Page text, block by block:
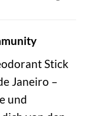
Stick
Janeiro –
und